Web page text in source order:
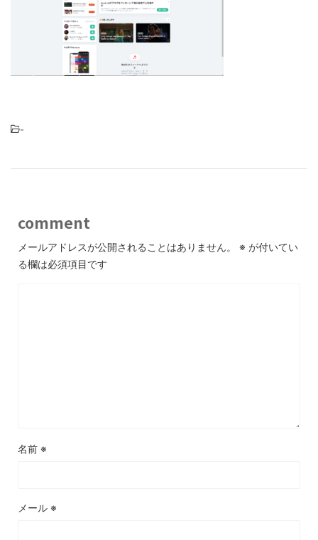
-
comment
メールアドレスが公開されることはありません。 ※ が付いてい
る欄は必須項目です
名前 ※
メール ※